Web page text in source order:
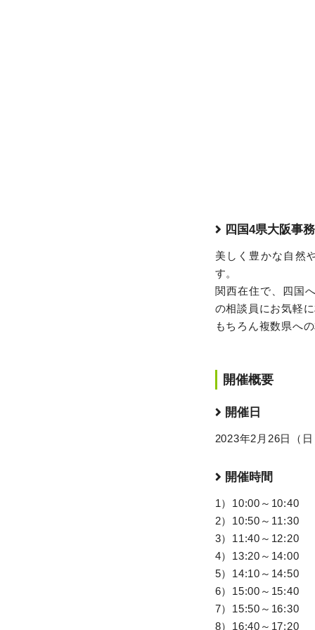
四国4県大阪事
美しく豊かな自然
す。
関西在住で、四国
の相談員にお気軽
もちろん複数県へ
開催概要
開催日
2023年2月26日（日
開催時間
1）10:00～10:40
2）10:50～11:30
3）11:40～12:20
4）13:20～14:00
5）14:10～14:50
6）15:00～15:40
7）15:50～16:30
8）16:40～17:20